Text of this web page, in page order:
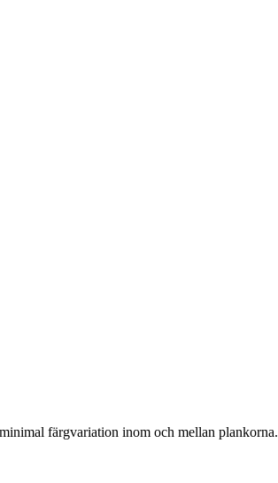
färgvariation inom och mellan plankorna.